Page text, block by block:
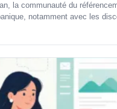
la communauté du
notamment avec les